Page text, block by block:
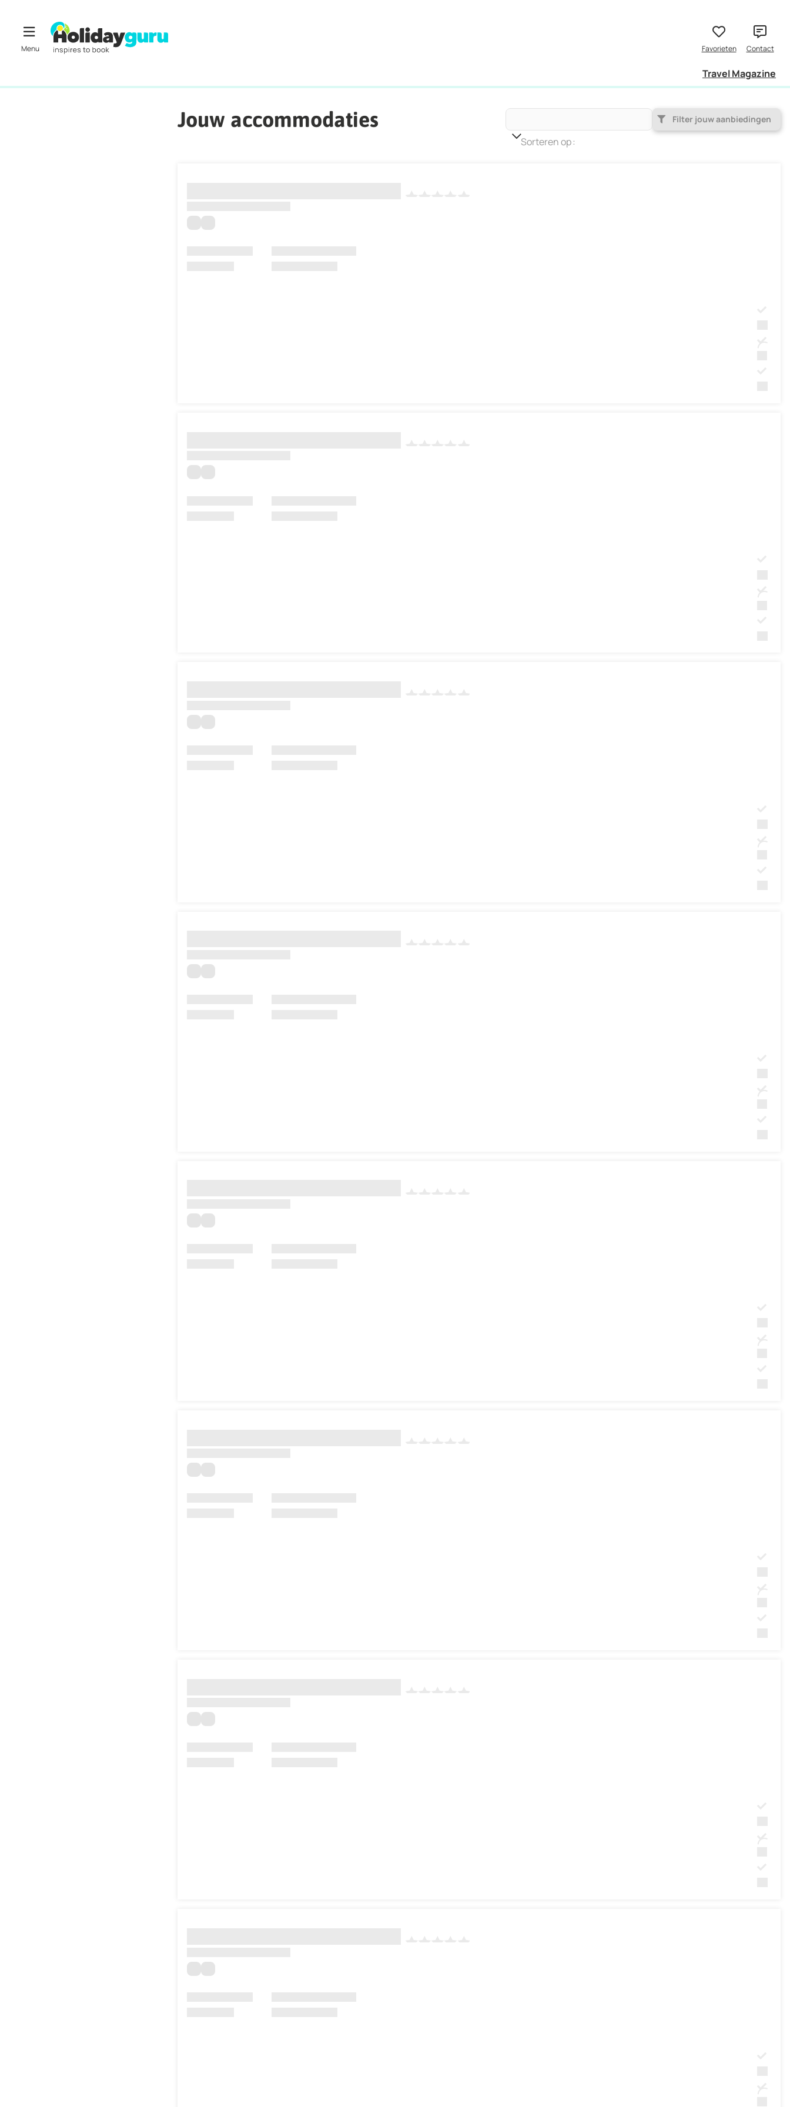
Travel Magazine
Jouw accommodaties Filter jouw aanbiedingen
Sorteren op